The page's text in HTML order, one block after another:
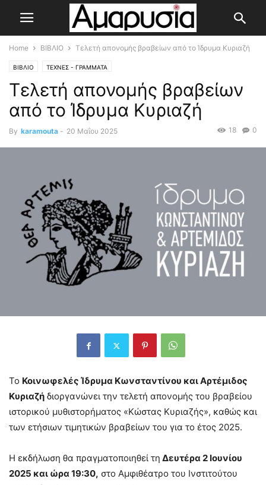
Home ΒΙΒΛΙΟ Τελετή απονομής βραβείων από το Ίδρυμα Κυριαζή
ΒΙΒΛΙΟ ΤΕΧΝΕΣ - ΓΡΑΜΜΑΤΑ
Τελετή απονομής βραβείων
από το Ίδρυμα Κυριαζή
By karamouta - 20 Μαΐου 2025 0
18
Το Κοινωφελές Ίδρυμα Κωνσταντίνου και Αρτέμιδος
Κυριαζή διοργανώνει την τελετή απονομής του βραβείου
ιστορικού μυθιστορήματος «Κώστας Κυριαζής», καθώς και
των ετήσιων τιμητικών βραβείων του για το έτος 2025.
Η εκδήλωση θα πραγματοποιηθεί τη Δευτέρα 2 Ιουνίου
2025 και ώρα 19:30, στο Αμφιθέατρο του Ινστιτούτου